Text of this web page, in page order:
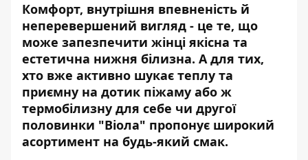
Комфорт, внутрішня впевненість й
неперевершений вигляд - це те, що
може запезпечити жінці якісна та
естетична нижня білизна. А для тих,
хто вже активно шукає теплу та
приємну на дотик піжаму або ж
термобілизну для себе чи другої
половинки "Віола" пропонує широкий
асортимент на будь-який смак.